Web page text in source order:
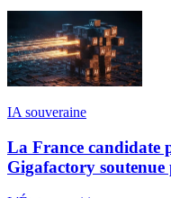
IA souveraine
La France candidate
Gigafactory